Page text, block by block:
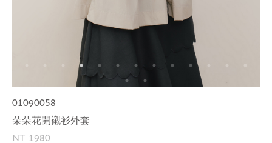
01090058
朵朵花開襯衫外套
NT 1980